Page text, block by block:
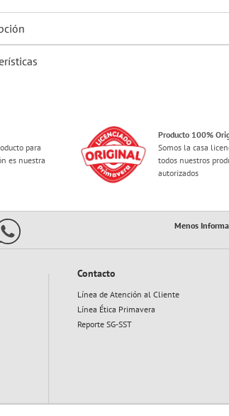
para
es nuestra
Producto 100%
Somos la casa
todos nuestros
autorizados
Contacto
Línea de Atención al Cliente
Línea Ética Primavera
Reporte SG-SST